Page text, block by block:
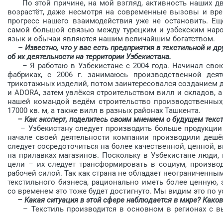
По этой причине, на мой взгляд, активность наших
возрастёт, даже несмотря на современные вызовы и
прогресс нашего взаимодействия уже не остановить.
самой большой связью между турецким и узбекским
язык и обычаи являются нашим величайшим богатством.
– Известно, что у вас есть предприятия в текстильной и
об их деятельности на территории Узбекистана.
– Я работаю в Узбекистане с 2004 года. Начинал свою
фабриках, с 2006 г. занимаюсь производственной
трикотажных изделий, потом заинтересовался созданием
и ADORA, затем увлёкся строительством вилл и
нашей командой ведём строительство
17000 кв. м, а также вилл в разных районах Ташкента.
– Как эксперт, поделитесь своим мнением о будущем
– Узбекистану следует производить больше
начале своей деятельности компании производили
следует сосредоточиться на более качественной,
на прилавках магазинов. Поскольку в Узбекистане
цели – их следует трансформировать в социум,
рабочей силой. Так как страна не обладает
текстильного бизнеса, рационально иметь более
со временем это тоже будет достигнуто. Мы видим это по
– Какая ситуация в этой сфере наблюдается в мире?
– Текстиль производится в основном в регионах с